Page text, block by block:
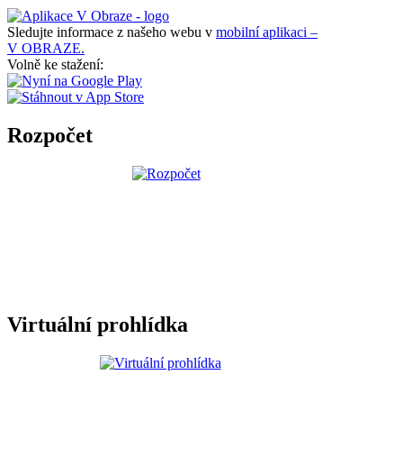
Sledujte informace z našeho webu v mobilní aplikaci –
V OBRAZE.
Volně ke stažení:
Rozpočet
Virtuální prohlídka